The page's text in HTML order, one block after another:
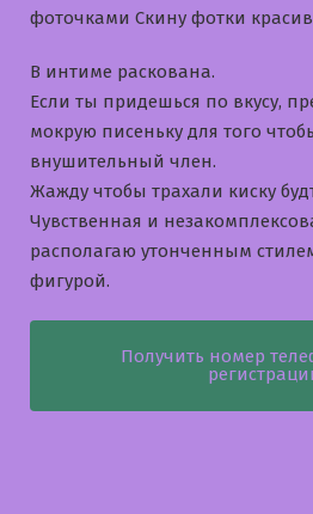
фоточками Скину фотки
В интиме раскована.
Если ты придешься по вкусу,
мокрую писеньку для того
внушительный член.
Жажду чтобы трахали киску
Чувственная и
располагаю утонченным
фигурой.
Получить номер